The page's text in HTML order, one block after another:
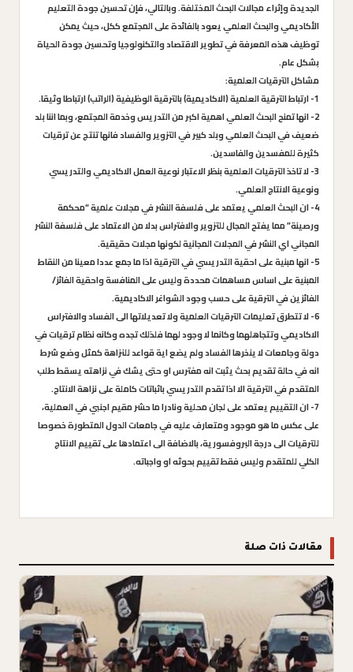
الجديدة وإثراء مجالات البحث المختلفة. وبالتالي، فإن تحسين جودة التعليم
الأكاديمي والبحث العلمي يعود بالفائدة على المجتمع ككل، حيث يمكن
توظيف هذه المعرفة في تطوير الاقتصاد والتكنولوجيا وتحسين جودة الحياة
بشكل عام.
مشاكل الترقيات العلمية:
1- ارتباط الترقية العلمية (الاكاديمية) بالترقية الوظيفية (الراتب) ارتباطا وثيقا.
2- انها تمنح البحث العلمي اهمية اكبر من التدريس وخدمة المجتمع، وبما اننا بلد
ضعيف في البحث العلمي وبلد كبير في التزوير والفساد فانها تنتج عن ترقيات
كثيرة للمفسدين والفاسدين.
3- لا تاخذ الترقيات العلمية بنظر الاعتبار نوعية العمل الاكاديمي والتدريسي
ونوعية الانتاج العلمي.
4- ان البحث العلمي يعتمد على فلسفة النشر في مجلات علمية “محكمة
ورصينة” مما يفتح المجال للتزوير والافتراس بدلا من الاعتماد على فلسفة النشر
المجاني اي النشر في المجلات المجانية لكونها مجلات حقيقية.
5- انها مبنية على احقية التدريسي في الترقية اذا ما جمع عددا معينا من النقاط
المبنية على اساس مساهمات محددة وليس على المنافسة واحقية الفائز/
الفائزين في الترقية على حسب وجود الشواغر الاكاديمية.
6- لا تتطرق تعليمات الترقيات العلمية ولا تعديلاتها الى الفساد والافتراس
الاكاديمي وتتجاهلهما وكانما لا وجود لهما فلذلك تجده وكانه نظام ترقيات في
دولة وجامعات لا ينخرها الفساد ولم يضع اية قواعد للنزاهة كمثل وضع شرط
انه في حالة تقديم بحث يثبت انه مفترس او حتى يشك في نزاهته يسقط طلب
المتقدم في الترقية الا اذا تقدم التدريسي باثباتات كاملة على نزاهة الانتاج.
7- ان التقييم يعتمد على لجان محلية ونادرا ما حشر مقيم اجنبي في العملية،
على عكس ما هو موجود ومتعارف عليه في جامعات الدول المتطورة خصوصا
للترقيات الى درجة البروفسورية، بالاضافة الى اعتمادها على تقييم الانتاج
الكلي للمتقدم وليس فقط تقييم بحوثه او واجباته.
مقالات ذات صلة